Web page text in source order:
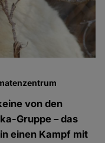
von den
Gruppe – das
einen Kampf mit